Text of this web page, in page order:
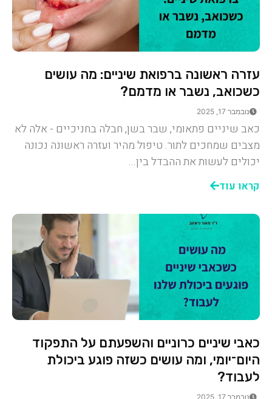
עזרה ראשונה ברפואת שיניים: מה עושים
כשכואב, נשבר או מדמם?
נובמבר 17, 2025
כאב שיניים פתאומי, שבר בשן, חבלה בחניכיים - אלה לא
מצבים שמחכים לתור. טיפול מהיר ועזרה ראשונה נכונה
יכולים לעשות את ההבדל בין...
קראו עוד
כאבי שיניים כרוניים והשפעתם על התפקוד
היום־יומי, ומה עושים כשזה פוגע ביכולת
לעבוד?
נובמבר 17, 2025